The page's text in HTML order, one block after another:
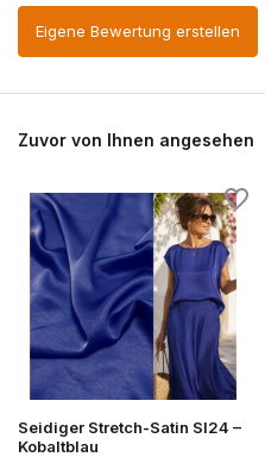
Eigene Bewertung erstellen
Zuvor von Ihnen angesehen
Seidiger Stretch-Satin SI24 –
Kobaltblau